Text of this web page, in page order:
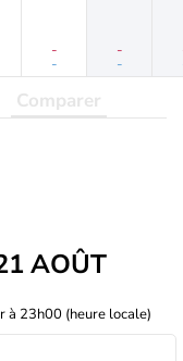
-
-
-
-
Comparer
AOÛT
à 23h00 (heure locale)